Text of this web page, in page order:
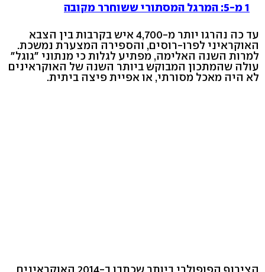
1 מ-5: המרגל המסתורי ששוחרר מקובה
עד כה נהרגו יותר מ-4,700 איש בקרבות בין הצבא
האוקראיני לפרו-רוסים, והספירה המצערת נמשכת.
למרות השנה האלימה, מפתיע לגלות כי מנתוני "גוגל"
עולה שהמתכון המבוקש ביותר השנה של האוקראינים
לא היה מאכל מסורתי, או אפיית פיצה ביתית.